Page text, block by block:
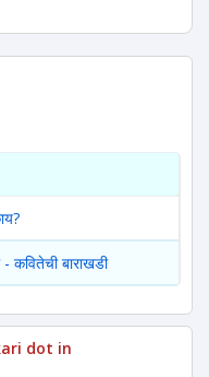
- कवितेची बाराखडी
dot in